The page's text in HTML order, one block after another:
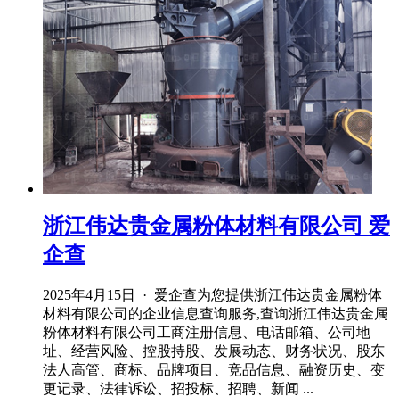
浙江伟达贵金属粉体材料有限公司 爱
企查
2025年4月15日 · 爱企查为您提供浙江伟达贵金属粉体
材料有限公司的企业信息查询服务,查询浙江伟达贵金属
粉体材料有限公司工商注册信息、电话邮箱、公司地
址、经营风险、控股持股、发展动态、财务状况、股东
法人高管、商标、品牌项目、竞品信息、融资历史、变
更记录、法律诉讼、招投标、招聘、新闻 ...